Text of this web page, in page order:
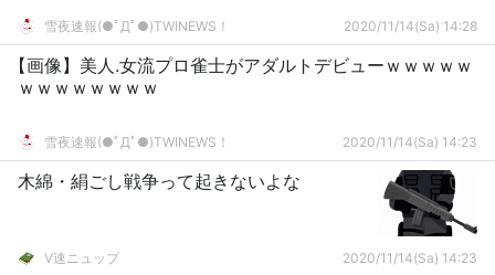
雪夜速報(●ﾟДﾟ●)TWINEWS！ 2020/11/14(Sa) 14:28
【画像】美人.女流プロ雀士がアダルトデビューｗｗｗｗｗ
ｗｗｗｗｗｗｗｗ
雪夜速報(●ﾟДﾟ●)TWINEWS！ 2020/11/14(Sa) 14:23
木綿・絹ごし戦争って起きないよな
V速ニュップ 2020/11/14(Sa) 14:23